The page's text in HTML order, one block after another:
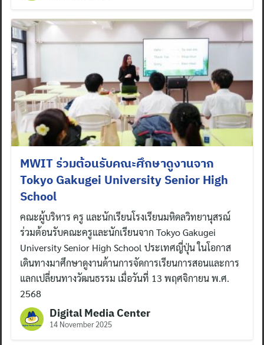
MWIT ร่วมต้อนรับคณะศึกษาดูงานจาก
Tokyo Gakugei University Senior High
School
คณะผู้บริหาร ครู และนักเรียนโรงเรียนมหิดลวิทยานุสรณ์
ร่วมต้อนรับคณะครูและนักเรียนจาก Tokyo Gakugei
University Senior High School ประเทศญี่ปุ่น ในโอกาส
เดินทางมาศึกษาดูงานด้านการจัดการเรียนการสอนและการ
แลกเปลี่ยนทางวัฒนธรรม เมื่อวันที่ 13 พฤศจิกายน พ.ศ.
2568
Digital Media Center
14 November 2025